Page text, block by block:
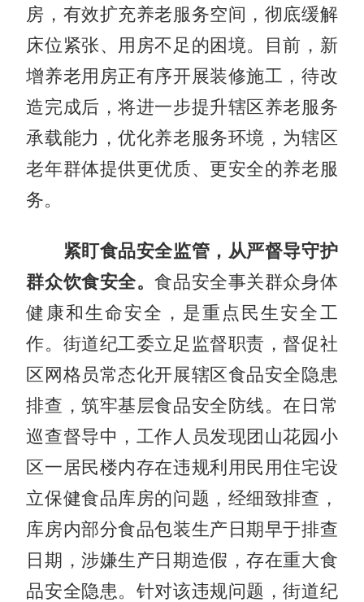
房，有效扩充养老服务空间，彻底缓解
床位紧张、用房不足的困境。目前，新
增养老用房正有序开展装修施工，待改
造完成后，将进一步提升辖区养老服务
承载能力，优化养老服务环境，为辖区
老年群体提供更优质、更安全的养老服
务。
紧盯食品安全监管，从严督导守护
群众饮食安全。食品安全事关群众身体
健康和生命安全，是重点民生安全工
作。街道纪工委立足监督职责，督促社
区网格员常态化开展辖区食品安全隐患
排查，筑牢基层食品安全防线。在日常
巡查督导中，工作人员发现团山花园小
区一居民楼内存在违规利用民用住宅设
立保健食品库房的问题，经细致排查，
库房内部分食品包装生产日期早于排查
日期，涉嫌生产日期造假，存在重大食
品安全隐患。针对该违规问题，街道纪